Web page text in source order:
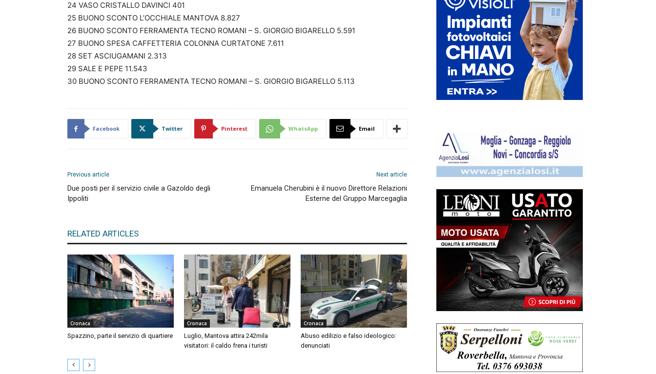
24 VASO CRISTALLO DAVINCI 401
25 BUONO SCONTO L’OCCHIALE MANTOVA 8.827
26 BUONO SCONTO FERRAMENTA TECNO ROMANI – S. GIORGIO BIGARELLO 5.591
27 BUONO SPESA CAFFETTERIA COLONNA CURTATONE 7.611
28 SET ASCIUGAMANI 2.313
29 SALE E PEPE 11.543
30 BUONO SCONTO FERRAMENTA TECNO ROMANI – S. GIORGIO BIGARELLO 5.113
Facebook Twitter Pinterest WhatsApp Email
Previous article
Due posti per il servizio civile a Gazoldo degli
Ippoliti
Next article
Emanuela Cherubini è il nuovo Direttore Relazioni
Esterne del Gruppo Marcegaglia
RELATED ARTICLES
Cronaca
Spazzino, parte il servizio di quartiere
Cronaca
Luglio, Mantova attira 242mila
visitatori: il caldo frena i turisti
Cronaca
Abuso edilizio e falso ideologico:
denunciati